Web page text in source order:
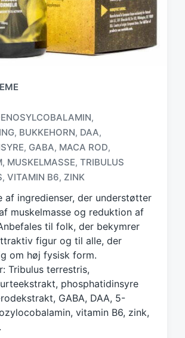
,
, BUKKEHORN, DAA,
, GABA, MACA ROD,
, MUSKELMASSE, TRIBULUS
, VITAMIN B6, ZINK
af ingredienser, der understøtter
muskelmasse og reduktion af
til folk, der bekymrer
figur og til alle, der
om høj fysisk form.
Tribulus terrestris,
phosphatidinsyre
GABA, DAA, 5-
vitamin B6, zink,